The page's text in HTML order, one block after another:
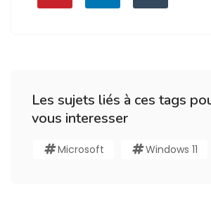
Les sujets liés à ces tags
vous interesser
Microsoft Windows 11